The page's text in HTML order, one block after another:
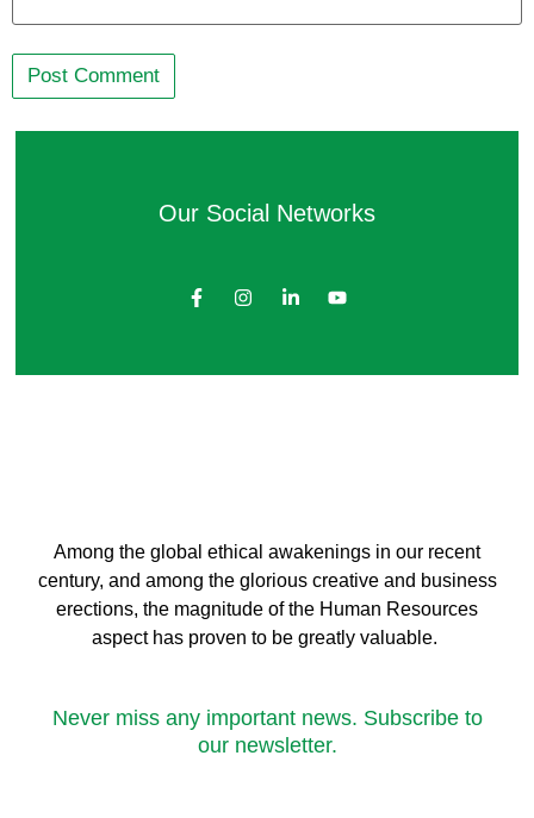
Our Social Networks
Among the global ethical awakenings in our recent
century, and among the glorious creative and business
erections, the magnitude of the Human Resources
aspect has proven to be greatly valuable.
Never miss any important news. Subscribe to
our newsletter.